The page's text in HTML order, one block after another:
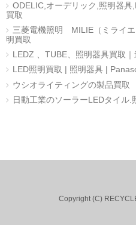
ODELIC,オーデリック,照明器具
買取
三菱電機照明 MILIE（ミライ
明買取
LEDZ 、TUBE、照明器具買取｜
LED照明買取 | 照明器具 |
ウシオライティングの製品買取
日動工業のソーラーLEDタイル.
Copyright (C)